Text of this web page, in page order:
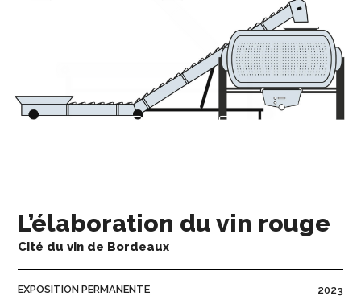
L’élaboration du vin rouge
Cité du vin de Bordeaux
EXPOSITION PERMANENTE 2023